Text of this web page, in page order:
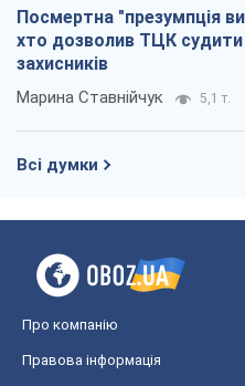
Посмертна "презумпція
хто дозволив ТЦК судити
захисників
Марина Ставнійчук 5,1 т.
Всі думки
Про компанію
Правова інформація